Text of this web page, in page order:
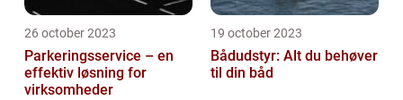
26 october 2023
Parkeringsservice – en
effektiv løsning for
virksomheder
19 october 2023
Bådudstyr: Alt du behøver
til din båd